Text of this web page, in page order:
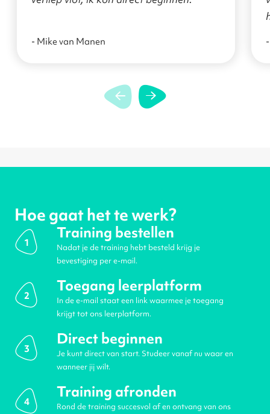
- Mike van Manen
Hoe gaat het te werk?
1
Training bestellen
Nadat je de training hebt besteld krijg je
bevestiging per e-mail.
2
Toegang leerplatform
In de e-mail staat een link waarmee je toegang
krijgt tot ons leerplatform.
3
Direct beginnen
Je kunt direct van start. Studeer vanaf nu waar en
wanneer jij wilt.
4
Training afronden
Rond de training succesvol af en ontvang van ons